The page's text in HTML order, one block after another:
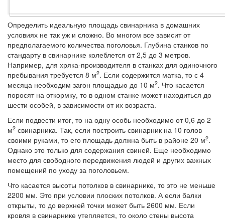
Определить идеальную площадь свинарника в домашних
условиях не так уж и сложно. Во многом все зависит от
предполагаемого количества поголовья. Глубина станков по
стандарту в свинарнике колеблется от 2,5 до 3 метров.
Например, для хряка-производителя в станках для одиночного
пребывания требуется 8 м2. Если содержится матка, то с 4
месяца необходим загон площадью до 10 м2. Что касается
поросят на откормку, то в одном станке может находиться до
шести особей, в зависимости от их возраста.
Если подвести итог, то на одну особь необходимо от 0,6 до 2
м2 свинарника. Так, если построить свинарник на 10 голов
своими руками, то его площадь должна быть в районе 20 м2.
Однако это только для содержания свиней. Еще необходимо
место для свободного передвижения людей и других важных
помещений по уходу за поголовьем.
Что касается высоты потолков в свинарнике, то это не меньше
2200 мм. Это при условии плоских потолков. А если балки
открыты, то до верхней точки может быть 2600 мм. Если
кровля в свинарнике утепляется, то около стены высота